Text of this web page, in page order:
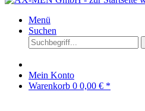
Menü
Suchen
Mein Konto
Warenkorb 0 0,00 € *